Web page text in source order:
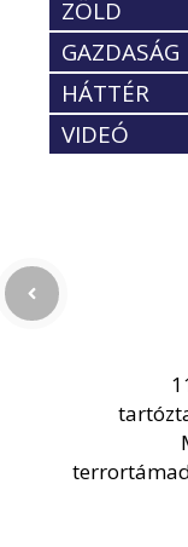
ZÖLD
GAZDASÁG
HÁTTÉR
VIDEÓ